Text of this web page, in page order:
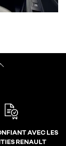
AVEC LES
RENAULT